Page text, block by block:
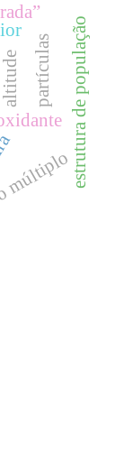
estrutura de população
partículas